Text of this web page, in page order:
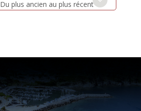
Du plus ancien au plus récent